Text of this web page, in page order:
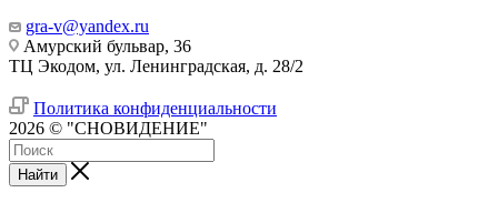
gra-v@yandex.ru
Амурский бульвар, 36
ТЦ Экодом, ул. Ленинградская, д. 28/2
Политика конфиденциальности
2026 © "СНОВИДЕНИЕ"
Найти